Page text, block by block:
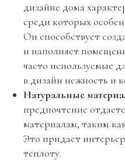
дизайне дома
среди которых
Он способствует
и наполняет
часто используемые
в дизайн нежность и
Натуральные
предпочтение
материалам, таким
Это придает
теплоту.